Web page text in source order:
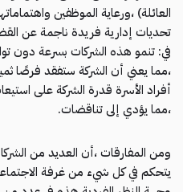
العائلة) ،ورعاية الموظفين
تحديات إدارية فريدة ناجمة عن
في: تنمو هذه الشركات بسرعة دون
،مما يعني أن الشركة ستفقد فرصًا
أفراد الأسرة قدرة الشركة على
،مما يؤدي إلى تناقضات.
ومن المفارقات ،أن العديد من
يتحكم في كل شيء من غرفة